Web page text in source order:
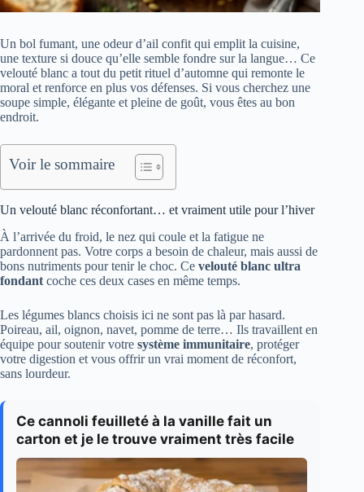
Un bol fumant, une odeur d’ail confit qui emplit la cuisine,
une texture si douce qu’elle semble fondre sur la langue… Ce
velouté blanc a tout du petit rituel d’automne qui remonte le
moral et renforce en plus vos défenses. Si vous cherchez une
soupe simple, élégante et pleine de goût, vous êtes au bon
endroit.
Voir le sommaire
Un velouté blanc réconfortant… et vraiment utile pour l’hiver
À l’arrivée du froid, le nez qui coule et la fatigue ne
pardonnent pas. Votre corps a besoin de chaleur, mais aussi de
bons nutriments pour tenir le choc. Ce velouté blanc ultra
fondant coche ces deux cases en même temps.
Les légumes blancs choisis ici ne sont pas là par hasard.
Poireau, ail, oignon, navet, pomme de terre… Ils travaillent en
équipe pour soutenir votre système immunitaire, protéger
votre digestion et vous offrir un vrai moment de réconfort,
sans lourdeur.
Ce cannoli feuilleté à la vanille fait un
carton et je le trouve vraiment très facile